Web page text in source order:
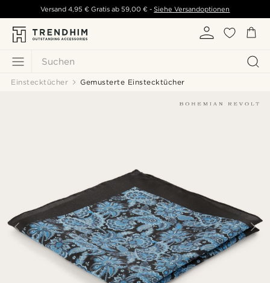
Suchen
Versand 4,95 € Gratis ab 59,00 € - Siehe Versandoptionen
Einstecktücher Gemusterte Einstecktücher